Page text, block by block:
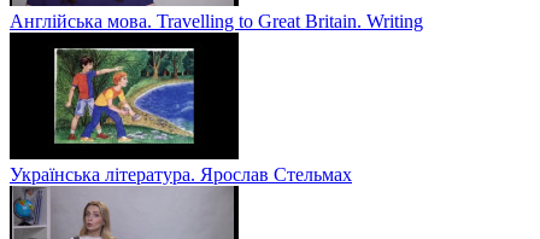
Англійська мова. Travelling to Great Britain. Writing
Українська література. Ярослав Стельмах